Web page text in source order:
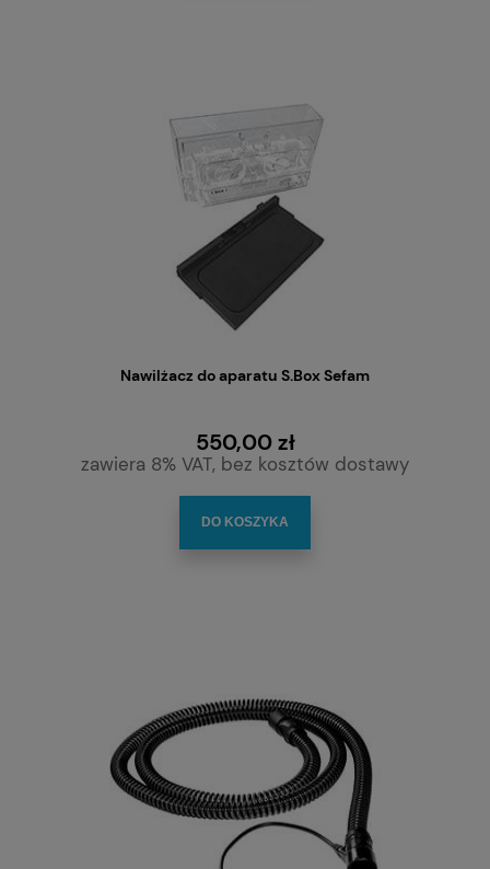
Nawilżacz do aparatu S.Box Sefam
550,00 zł
zawiera 8% VAT, bez kosztów dostawy
DO KOSZYKA